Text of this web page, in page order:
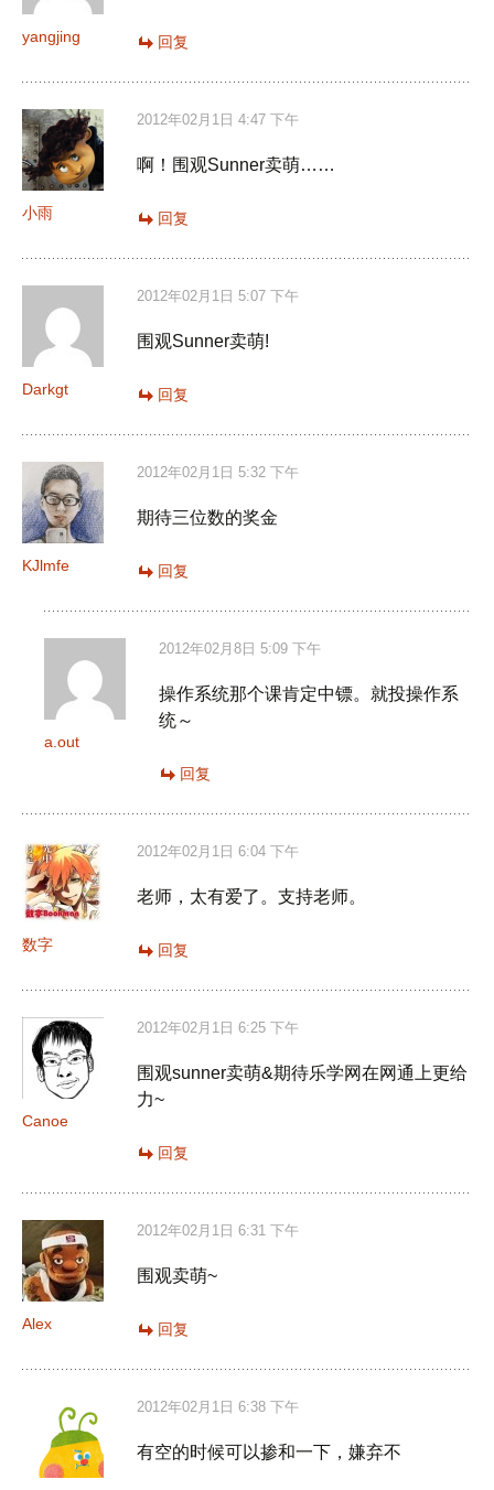
yangjing 回复
小雨
2012年02月1日 4:47 下午
啊！围观Sunner卖萌……
回复
Darkgt
2012年02月1日 5:07 下午
围观Sunner卖萌!
回复
KJlmfe
2012年02月1日 5:32 下午
期待三位数的奖金
回复
a.out
2012年02月8日 5:09 下午
操作系统那个课肯定中镖。就投操作系
统～
回复
数字
2012年02月1日 6:04 下午
老师，太有爱了。支持老师。
回复
Canoe
2012年02月1日 6:25 下午
围观sunner卖萌&期待乐学网在网通上更给
力~
回复
Alex
2012年02月1日 6:31 下午
围观卖萌~
回复
2012年02月1日 6:38 下午
有空的时候可以掺和一下，嫌弃不